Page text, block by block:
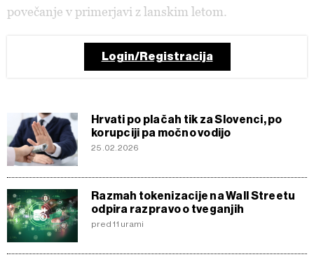
povečanje v primerjavi z lanskim letom.
Login/Registracija
Hrvati po plačah tik za Slovenci, po
korupciji pa močno vodijo
25.02.2026
Razmah tokenizacije na Wall Streetu
odpira razpravo o tveganjih
pred 11 urami